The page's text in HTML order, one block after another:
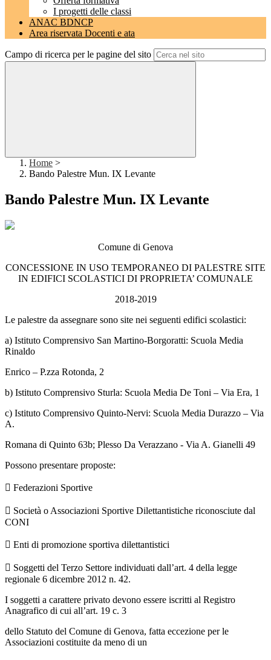
I progetti delle classi
ANAC BDNCP
Area riservata Docenti e ata
Campo di ricerca per le pagine del sito
Home >
Bando Palestre Mun. IX Levante
Bando Palestre Mun. IX Levante
Comune di Genova
CONCESSIONE IN USO TEMPORANEO DI PALESTRE SITE
IN EDIFICI SCOLASTICI DI PROPRIETA’ COMUNALE
2018-2019
Le palestre da assegnare sono site nei seguenti edifici scolastici:
a) Istituto Comprensivo San Martino-Borgoratti: Scuola Media
Rinaldo
Enrico – P.zza Rotonda, 2
b) Istituto Comprensivo Sturla: Scuola Media De Toni – Via Era, 1
c) Istituto Comprensivo Quinto-Nervi: Scuola Media Durazzo – Via
A.
Romana di Quinto 63b; Plesso Da Verazzano - Via A. Gianelli 49
Possono presentare proposte:
 Federazioni Sportive
 Società o Associazioni Sportive Dilettantistiche riconosciute dal
CONI
 Enti di promozione sportiva dilettantistici
 Soggetti del Terzo Settore individuati dall’art. 4 della legge
regionale 6 dicembre 2012 n. 42.
I soggetti a carattere privato devono essere iscritti al Registro
Anagrafico di cui all’art. 19 c. 3
dello Statuto del Comune di Genova, fatta eccezione per le
Associazioni costituite da meno di un